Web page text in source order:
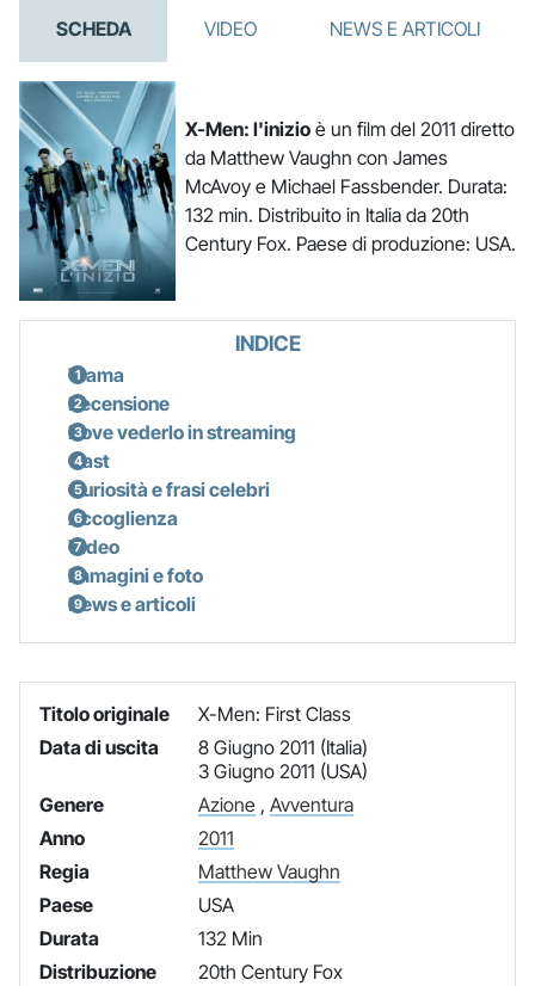
SCHEDA VIDEO NEWS E ARTICOLI
X-Men: l'inizioè un film del 2011 diretto
da Matthew Vaughn con James
McAvoy e Michael Fassbender. Durata:
132 min. Distribuito in Italia da 20th
Century Fox. Paese di produzione: USA.
INDICE
Trama
Recensione
Dove vederlo in streaming
Cast
Curiosità e frasi celebri
Accoglienza
Video
Immagini e foto
News e articoli
Titolo originale
X-Men: First Class
Data di uscita
8 Giugno 2011 (Italia)
3 Giugno 2011 (USA)
Genere
Azione, Avventura
Anno
2011
Regia
Matthew Vaughn
Paese
USA
Durata
132 Min
Distribuzione
20th Century Fox